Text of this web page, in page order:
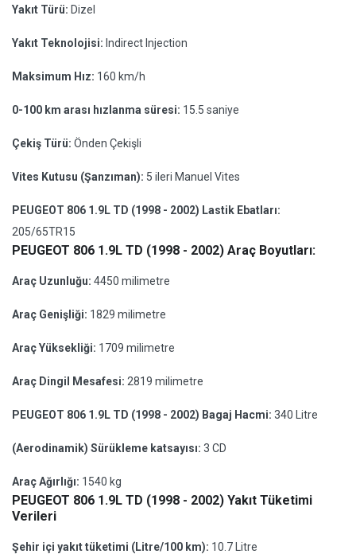
Yakıt Türü: Dizel
Yakıt Teknolojisi: Indirect Injection
Maksimum Hız: 160 km/h
0-100 km arası hızlanma süresi: 15.5 saniye
Çekiş Türü: Önden Çekişli
Vites Kutusu (Şanzıman): 5 ileri Manuel Vites
PEUGEOT 806 1.9L TD (1998 - 2002) Lastik Ebatları:
205/65TR15
PEUGEOT 806 1.9L TD (1998 - 2002) Araç Boyutları:
Araç Uzunluğu: 4450 milimetre
Araç Genişliği: 1829 milimetre
Araç Yüksekliği: 1709 milimetre
Araç Dingil Mesafesi: 2819 milimetre
PEUGEOT 806 1.9L TD (1998 - 2002) Bagaj Hacmi: 340 Litre
(Aerodinamik) Sürükleme katsayısı: 3 CD
Araç Ağırlığı: 1540 kg
PEUGEOT 806 1.9L TD (1998 - 2002) Yakıt Tüketimi
Verileri
Şehir içi yakıt tüketimi (Litre/100 km): 10.7 Litre